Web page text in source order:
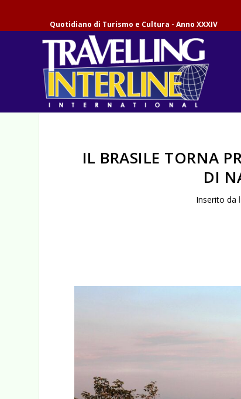
Quotidiano di Turismo e Cultura - Anno XXXIV
IL BRASILE TORNA
DI
Inserito da